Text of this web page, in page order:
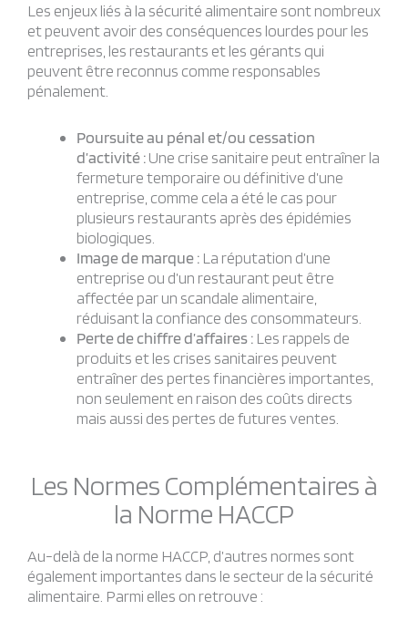
Les enjeux liés à la sécurité alimentaire sont nombreux
et peuvent avoir des conséquences lourdes pour les
entreprises, les restaurants et les gérants qui
peuvent être reconnus comme responsables
pénalement.
Poursuite au pénal et/ou cessation
d’activité :Une crise sanitaire peut entraîner la
fermeture temporaire ou définitive d’une
entreprise, comme cela a été le cas pour
plusieurs restaurants après des épidémies
biologiques.
Image de marque : La réputation d’une
entreprise ou d’un restaurant peut être
affectée par un scandale alimentaire,
réduisant la confiance des consommateurs.
Perte de chiffre d’affaires : Les rappels de
produits et les crises sanitaires peuvent
entraîner des pertes financières importantes,
non seulement en raison des coûts directs
mais aussi des pertes de futures ventes.
Les Normes Complémentaires à
la Norme HACCP
Au-delà de la norme HACCP, d’autres normes sont
également importantes dans le secteur de la sécurité
alimentaire. Parmi elles on retrouve :